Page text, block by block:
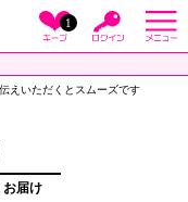
1
えいただくとスムーズです
お届け